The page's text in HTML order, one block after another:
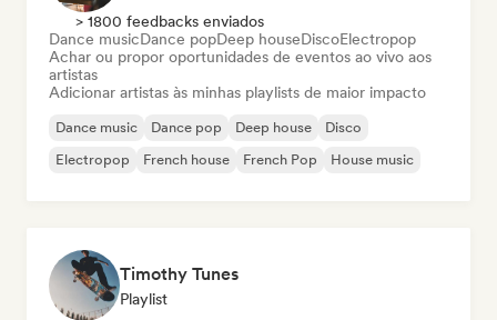
> 1800 feedbacks enviados
Dance musicDance popDeep houseDiscoElectropop
Achar ou propor oportunidades de eventos ao vivo aos
artistas
Adicionar artistas às minhas playlists de maior impacto
Dance music Dance pop Deep house
Disco
Electropop
French house French Pop House music
Timothy Tunes
Playlist